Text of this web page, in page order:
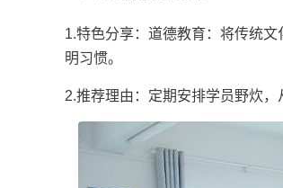
1.特色分享：道德教育：将传统
明习惯。
2.推荐理由：定期安排学员野炊，